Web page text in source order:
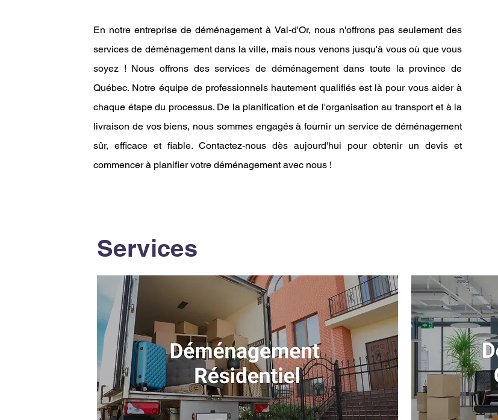
En notre entreprise de déménagement à Val-d'Or, nous n'offrons pas seulement des
services de déménagement dans la ville, mais nous venons jusqu'à vous où que vous
soyez ! Nous offrons des services de déménagement dans toute la province de
Québec. Notre équipe de professionnels hautement qualifiés est là pour vous aider à
chaque étape du processus. De la planification et de l'organisation au transport et à la
livraison de vos biens, nous sommes engagés à fournir un service de déménagement
sûr, efficace et fiable. Contactez-nous dès aujourd'hui pour obtenir un devis et
commencer à planifier votre déménagement avec nous !
Services